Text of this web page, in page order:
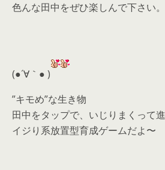
色んな田中をぜひ楽しんで下さい。
(●´∀｀● )
”キモめ”な生き物
田中をタップで、いじりまくって
イジり系放置型育成ゲームだよ〜